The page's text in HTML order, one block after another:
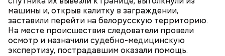
машины и, открыв калитку в заграждении,
заставили перейти на белорусскую территорию.
На месте происшествия следователи провели
осмотр и назначили судебно-медицинскую
экспертизу, пострадавшим оказали помощь.
кровью дракона. Они же используют ее в
медицинских целях и красят ей ткань и волосы.